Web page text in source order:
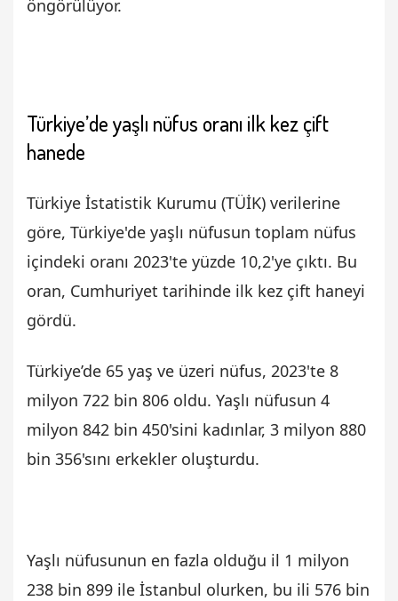
öngörülüyor.
Türkiye’de yaşlı nüfus oranı ilk kez çift
hanede
Türkiye İstatistik Kurumu (TÜİK) verilerine
göre, Türkiye'de yaşlı nüfusun toplam nüfus
içindeki oranı 2023'te yüzde 10,2'ye çıktı. Bu
oran, Cumhuriyet tarihinde ilk kez çift haneyi
gördü.
Türkiye’de 65 yaş ve üzeri nüfus, 2023'te 8
milyon 722 bin 806 oldu. Yaşlı nüfusun 4
milyon 842 bin 450'sini kadınlar, 3 milyon 880
bin 356'sını erkekler oluşturdu.
Yaşlı nüfusunun en fazla olduğu il 1 milyon
238 bin 899 ile İstanbul olurken, bu ili 576 bin